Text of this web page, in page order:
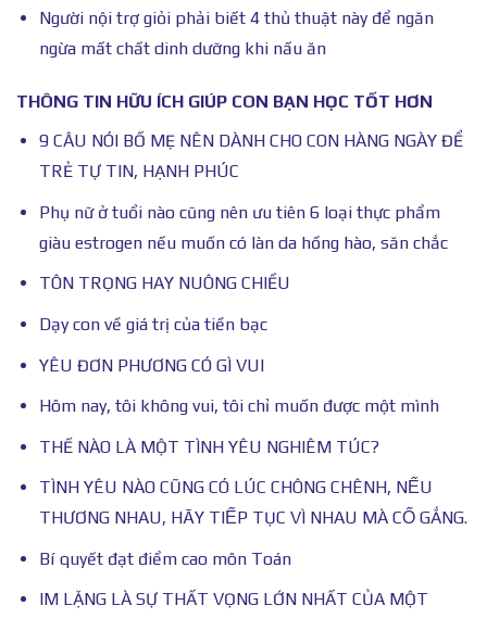
Người nội trợ giỏi phải biết 4 thủ thuật này để ngăn
ngừa mất chất dinh dưỡng khi nấu ăn
THÔNG TIN HỮU ÍCH GIÚP CON BẠN HỌC TỐT HƠN
9 CÂU NÓI BỐ MẸ NÊN DÀNH CHO CON HÀNG NGÀY ĐỂ
TRẺ TỰ TIN, HẠNH PHÚC
Phụ nữ ở tuổi nào cũng nên ưu tiên 6 loại thực phẩm
giàu estrogen nếu muốn có làn da hồng hào, săn chắc
TÔN TRỌNG HAY NUÔNG CHIỀU
Dạy con về giá trị của tiền bạc
YÊU ĐƠN PHƯƠNG CÓ GÌ VUI
Hôm nay, tôi không vui, tôi chỉ muốn được một mình
THẾ NÀO LÀ MỘT TÌNH YÊU NGHIÊM TÚC?
TÌNH YÊU NÀO CŨNG CÓ LÚC CHÔNG CHÊNH, NẾU
THƯƠNG NHAU, HÃY TIẾP TỤC VÌ NHAU MÀ CỐ GẮNG.
Bí quyết đạt điểm cao môn Toán
IM LẶNG LÀ SỰ THẤT VỌNG LỚN NHẤT CỦA MỘT